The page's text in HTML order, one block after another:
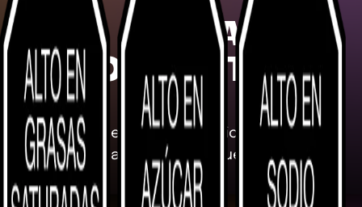
NUEVA
OREO BTS
Prueba nuestra galleta edición limitada.
Disfruta del sabor a panqueque acaramelado.